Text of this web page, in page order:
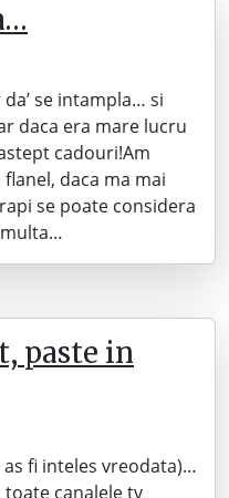
se intampla… si
daca era mare lucru
cadouri!Am
daca ma mai
se poate considera
paste in
fi inteles vreodata)…
toate canalele tv